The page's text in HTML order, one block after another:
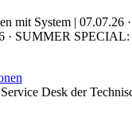
mit System | 07.07.26
· SUMMER SPECIAL: